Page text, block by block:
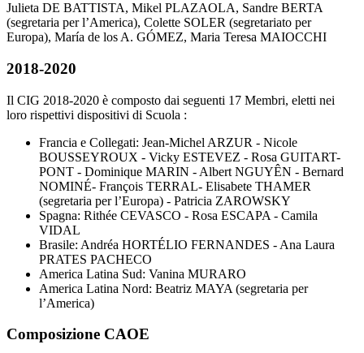
Julieta DE BATTISTA, Mikel PLAZAOLA, Sandre BERTA
(segretaria per l’America), Colette SOLER (segretariato per
Europa), María de los A. GÓMEZ, Maria Teresa MAIOCCHI
2018-2020
Il CIG 2018-2020 è composto dai seguenti 17 Membri, eletti nei
loro rispettivi dispositivi di Scuola :
Francia e Collegati: Jean-Michel ARZUR - Nicole
BOUSSEYROUX - Vicky ESTEVEZ - Rosa GUITART-
PONT - Dominique MARIN - Albert NGUYÊN - Bernard
NOMINÉ- François TERRAL- Elisabete THAMER
(segretaria per l’Europa) - Patricia ZAROWSKY
Spagna: Rithée CEVASCO - Rosa ESCAPA - Camila
VIDAL
Brasile: Andréa HORTÉLIO FERNANDES - Ana Laura
PRATES PACHECO
America Latina Sud: Vanina MURARO
America Latina Nord: Beatriz MAYA (segretaria per
l’America)
Composizione CAOE